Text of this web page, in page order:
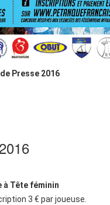
Presse 2016
à Tête féminin
3 € par joueuse.